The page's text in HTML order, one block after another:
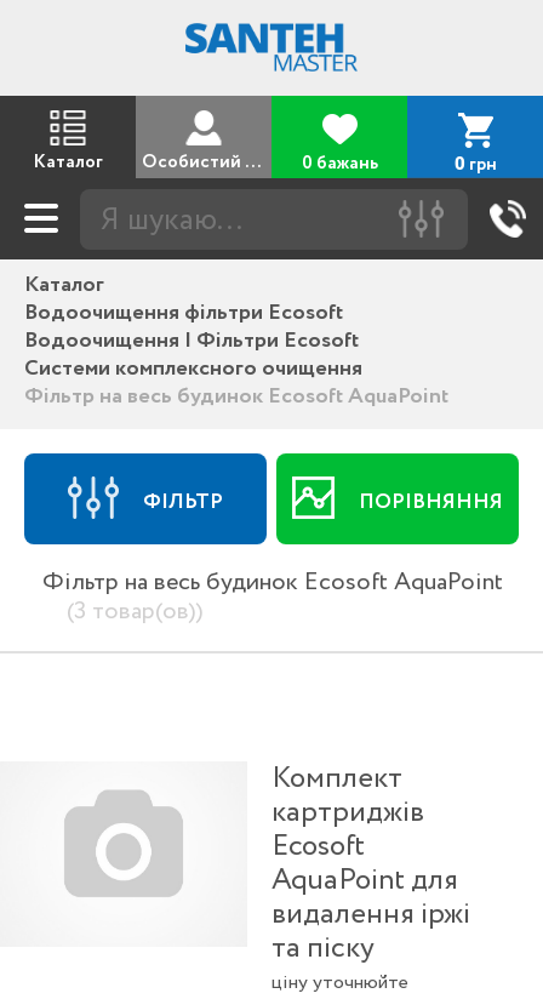
Каталог Особистий кабінет 0 бажань 0 грн
Каталог
Водоочищення фільтри Ecosoft
Водоочищення | Фільтри Ecosoft
Системи комплексного очищення
Фільтр на весь будинок Ecosoft AquaPoint
ФІЛЬТР ПОРІВНЯННЯ
Фільтр на весь будинок Ecosoft AquaPoint
(3 товар(ов))
Комплект
картриджів
Ecosoft
AquaPoint для
видалення іржі
та піску
ціну уточнюйте